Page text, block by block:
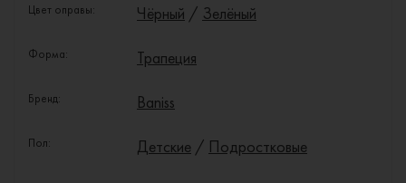
Цвет оправы: Чёрный / Зелёный
Форма: Трапеция
Бренд: Baniss
Пол: Детские / Подростковые